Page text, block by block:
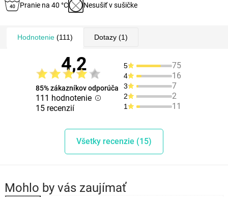
Pranie na 40 °C Nesušiť v sušičke
Hodnotenie(111) Dotazy(1)
4,2
85% zákazníkov odporúča
111 hodnotenie
15 recenzií
5 75
4 16
3 7
2 2
1 11
Všetky recenzie (15)
Mohlo by vás zaujímať